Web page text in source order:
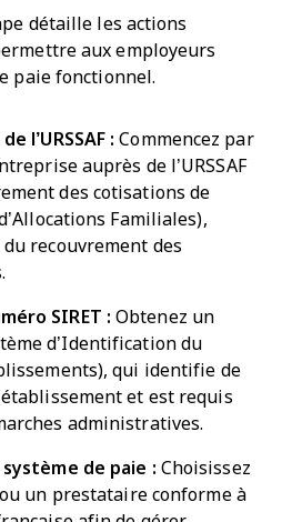
détaille les actions
aux employeurs
paie fonctionnel.
l’URSSAF :Commencez par
auprès de l’URSSAF
des cotisations de
Familiales),
du recouvrement des
SIRET :Obtenez un
d’Identification du
qui identifie de
et est requis
administratives.
système de paie : Choisissez
ou un prestataire conforme à